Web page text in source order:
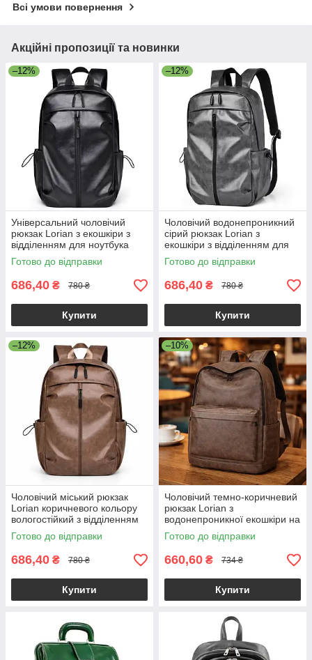
Всі умови повернення
Акційні пропозиції та новинки
–12%
Універсальний чоловічий
рюкзак Lorian з екошкіри з
відділенням для ноутбука
водонепроникний чорний LR
4328 BK
Готово до відправки
686,40 ₴ 780 ₴
Купити
–12%
Чоловічий водонепроникний
сірий рюкзак Lorian з
екошкіри з відділенням для
ноутбука та бічними
кишенями
Готово до відправки
686,40 ₴ 780 ₴
Купити
–12%
Чоловічий міський рюкзак
Lorian коричневого кольору
вологостійкий з відділенням
для ноутбука LR 4328 BN
Готово до відправки
686,40 ₴ 780 ₴
Купити
–10%
Чоловічий темно-коричневий
рюкзак Lorian з
водонепроникної екошкіри на
регульованих лямках LR
4128 BND
Готово до відправки
660,60 ₴ 734 ₴
Купити